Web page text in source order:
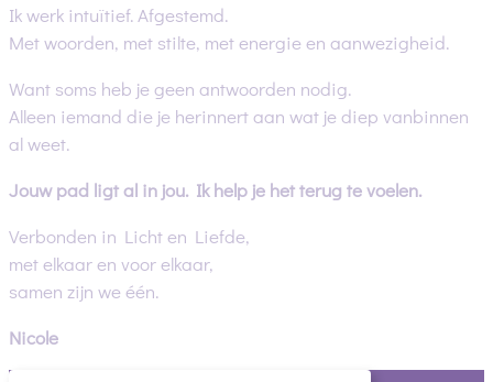
Ik werk intuïtief. Afgestemd.
Met woorden, met stilte, met energie en aanwezigheid.
Want soms heb je geen antwoorden nodig.
Alleen iemand die je herinnert aan wat je diep vanbinnen
al weet.
Jouw pad ligt al in jou. Ik help je het terug te voelen.
Verbonden in Licht en Liefde,
met elkaar en voor elkaar,
samen zijn we één.
Nicole